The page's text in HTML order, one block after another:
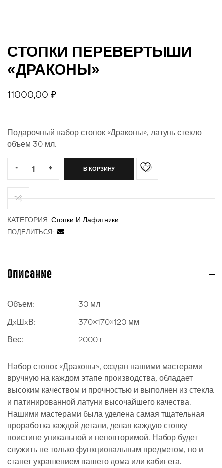
СТОПКИ ПЕРЕВЕРТЫШИ
«ДРАКОНЫ»
11000,00 ₽
Подарочный набор стопок «Драконы», латунь стекло
объем 30 мл.
- + В КОРЗИНУ
КАТЕГОРИЯ: Стопки И Лафитники
ПОДЕЛИТЬСЯ:
Описание
Объем:
30 мл
ДxШxВ:
370x170x120 мм
Вес:
2000 г
Набор стопок «Драконы», создан нашими мастерами
вручную на каждом этапе производства, обладает
высоким качеством и прочностью и выполнен из стекла
и патинированной латуни высочайшего качества.
Нашими мастерами была уделена самая тщательная
проработка каждой детали, делая каждую стопку
поистине уникальной и неповторимой. Набор будет
служить не только функциональным предметом, но и
станет украшением вашего дома или кабинета.